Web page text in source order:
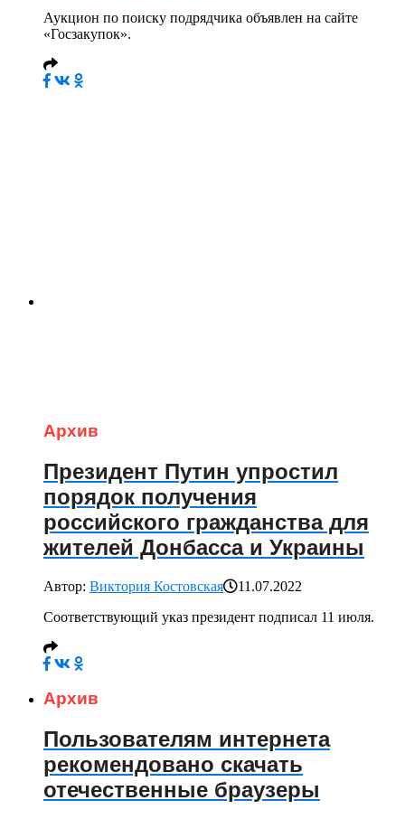
Аукцион по поиску подрядчика объявлен на сайте
«Госзакупок».
Архив
Президент Путин упростил
порядок получения
российского гражданства для
жителей Донбасса и Украины
Автор: Виктория Костовская
11.07.2022
Соответствующий указ президент подписал 11 июля.
Архив
Пользователям интернета
рекомендовано скачать
отечественные браузеры